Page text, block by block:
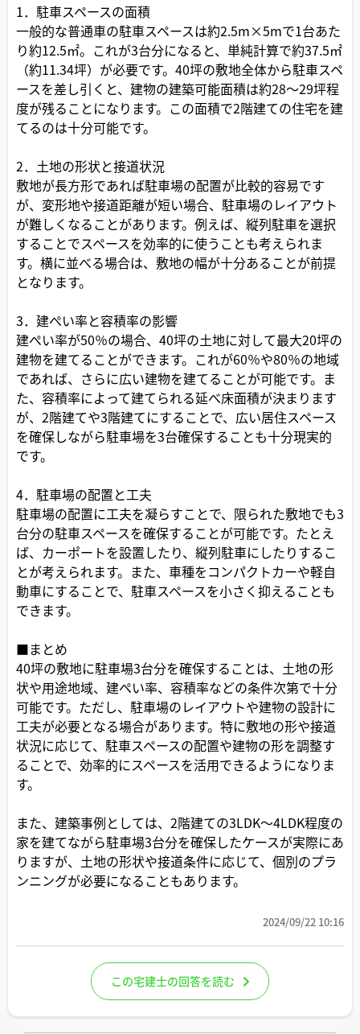
1．駐車スペースの面積
一般的な普通車の駐車スペースは約2.5m×5mで1台あた
り約12.5㎡。これが3台分になると、単純計算で約37.5㎡
（約11.34坪）が必要です。40坪の敷地全体から駐車スペ
ースを差し引くと、建物の建築可能面積は約28～29坪程
度が残ることになります。この面積で2階建ての住宅を建
てるのは十分可能です。
2．土地の形状と接道状況
敷地が長方形であれば駐車場の配置が比較的容易です
が、変形地や接道距離が短い場合、駐車場のレイアウト
が難しくなることがあります。例えば、縦列駐車を選択
することでスペースを効率的に使うことも考えられま
す。横に並べる場合は、敷地の幅が十分あることが前提
となります。
3．建ぺい率と容積率の影響
建ぺい率が50％の場合、40坪の土地に対して最大20坪の
建物を建てることができます。これが60％や80％の地域
であれば、さらに広い建物を建てることが可能です。ま
た、容積率によって建てられる延べ床面積が決まります
が、2階建てや3階建てにすることで、広い居住スペース
を確保しながら駐車場を3台確保することも十分現実的
です。
4．駐車場の配置と工夫
駐車場の配置に工夫を凝らすことで、限られた敷地でも3
台分の駐車スペースを確保することが可能です。たとえ
ば、カーポートを設置したり、縦列駐車にしたりするこ
とが考えられます。また、車種をコンパクトカーや軽自
動車にすることで、駐車スペースを小さく抑えることも
できます。
■まとめ
40坪の敷地に駐車場3台分を確保することは、土地の形
状や用途地域、建ぺい率、容積率などの条件次第で十分
可能です。ただし、駐車場のレイアウトや建物の設計に
工夫が必要となる場合があります。特に敷地の形や接道
状況に応じて、駐車スペースの配置や建物の形を調整す
ることで、効率的にスペースを活用できるようになりま
す。
また、建築事例としては、2階建ての3LDK～4LDK程度の
家を建てながら駐車場3台分を確保したケースが実際にあ
りますが、土地の形状や接道条件に応じて、個別のプラ
ンニングが必要になることもあります。
2024/09/22 10:16
この宅建士の回答を読む